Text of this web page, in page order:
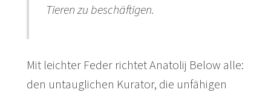
Tieren zu beschäftigen.
Mit leichter Feder richtet Anatolij Below alle:
den untauglichen Kurator, die unfähigen